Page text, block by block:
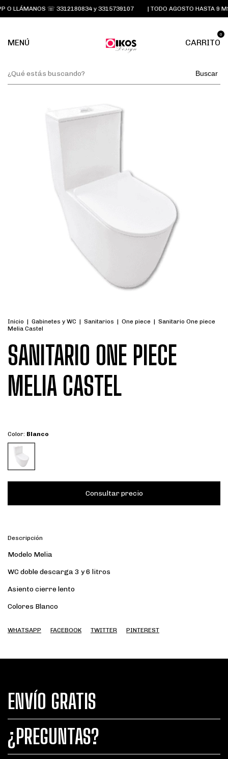
O LLÁMANOS ☏ 3312180834 y 3315739107 | TODO AGOSTO HASTA 9
MENÚ CARRITO
0
Buscar
Inicio | Gabinetes y WC | Sanitarios | One piece | Sanitario One piece
Melia Castel
SANITARIO ONE PIECE
MELIA CASTEL
Color: Blanco
Descripción
Modelo Melia
WC doble descarga 3 y 6 litros
Asiento cierre lento
Colores Blanco
WHATSAPP FACEBOOK TWITTER PINTEREST
ENVÍO GRATIS
¿PREGUNTAS?